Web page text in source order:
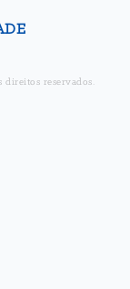
direitos reservados.